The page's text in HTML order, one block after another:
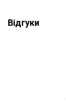
Відгуки